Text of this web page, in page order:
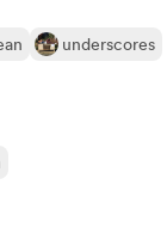
underscores